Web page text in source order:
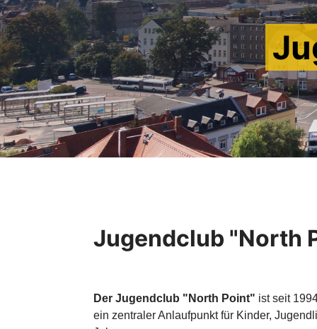
Jugendclub "North
Der Jugendclub "North Point" ist seit
ein zentraler Anlaufpunkt für Kinder,